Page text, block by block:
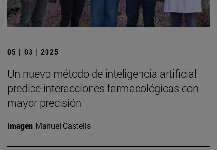
05 | 03 | 2025
Un nuevo método de inteligencia artificial
predice interacciones farmacológicas con
mayor precisión
Imagen Manuel Castells